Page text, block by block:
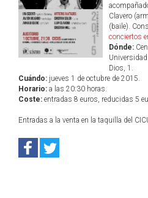
Clavero
(baile).
conciertos
Dónde:
Universidad
Dios, 1.
Cuándo: jueves 1 de octubre de 2015.
Horario: a las 20:30 horas.
Coste: entradas 8 euros, reducidas 5
Entradas a la venta en la taquilla del